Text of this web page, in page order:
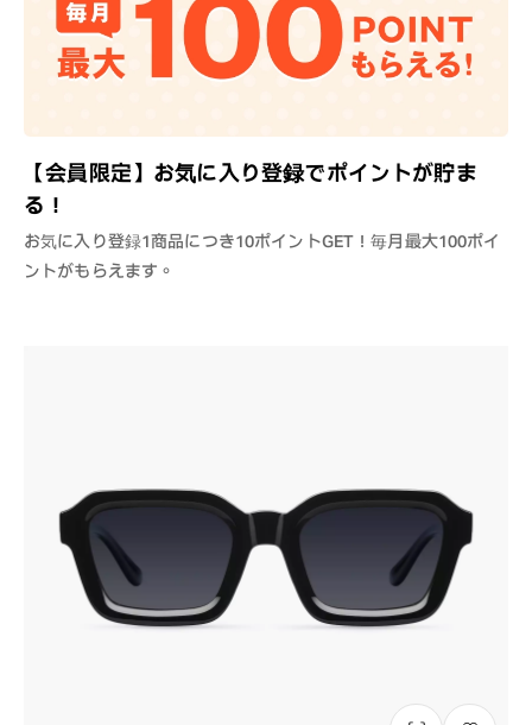
【会員限定】お気に入り登録でポイントが貯ま
る！
お気に入り登録1商品につき10ポイントGET！毎月最大100ポイ
ントがもらえます。